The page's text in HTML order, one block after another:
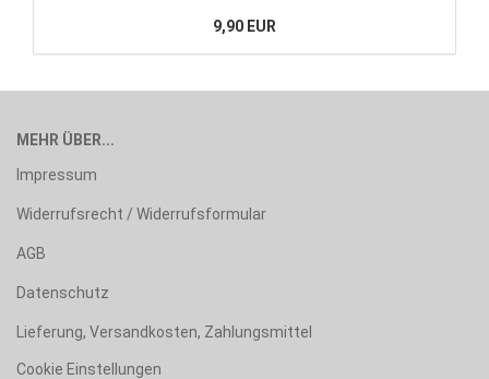
9,90 EUR
MEHR ÜBER...
Impressum
Widerrufsrecht / Widerrufsformular
AGB
Datenschutz
Lieferung, Versandkosten, Zahlungsmittel
Cookie Einstellungen